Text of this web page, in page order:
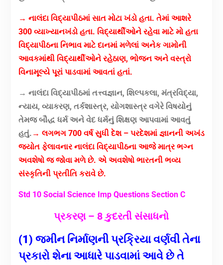
→ નાલંદા વિદ્યાપીઠમાં સાત મોટા ખંડો હતા. તેમાં આશરે
300 વ્યાખ્યાનખંડો હતા. વિદ્યાર્થીઓને રહેવા માટે મો હતા
વિદ્યાપીઠના નિભાવ માટે દાનમાં મળેલાં અનેક ગામોની
આવકમાંથી વિદ્યાર્થીઓને રહેઠાણ, ભોજન અને વસ્ત્રો
વિનામૂલ્યે પૂરાં પાડવામાં આવતાં હતાં.
→ નાલંદા વિદ્યાપીઠમાં તત્ત્વજ્ઞાન, શિલ્પકલા, મંત્રવિદ્યા,
ન્યાય, વ્યાકરણ, તર્કશાસ્ત્ર, યોગશાસ્ત્ર વગેરે વિષયોનું
તેમજ બૌદ્ધ ધર્મ અને વેદ ધર્મનું શિક્ષણ આપવામાં આવતું
હતું. → લગભગ 700 વર્ષ સુધી દેશ – પરદેશમાં જ્ઞાનની અખંડ
જ્યોત ફેલાવનાર નાલંદા વિદ્યાપીઠના આજે માત્ર ભગ્ન
અવશેષો જ જોવા મળે છે. એ અવશેષો ભારતની ભવ્ય
સંસ્કૃતિની પ્રતીતિ કરાવે છે.
Std 10 Social Science Imp Questions Section C
પ્રકરણ – 8 કુદરતી સંસાધનો
(1) જમીન નિર્માણની પ્રક્રિયા વર્ણવી તેના
પ્રકારો શેના આધારે પાડવામાં આવે છે તે